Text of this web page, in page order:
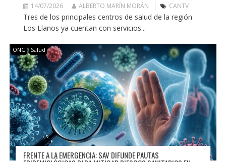
14/07/2026 ALBERTO MARÍN MORÁN CANTV
Tres de los principales centros de salud de la región
Los Llanos ya cuentan con servicios...
ONG Salud
FRENTE A LA EMERGENCIA: SAV DIFUNDE PAUTAS